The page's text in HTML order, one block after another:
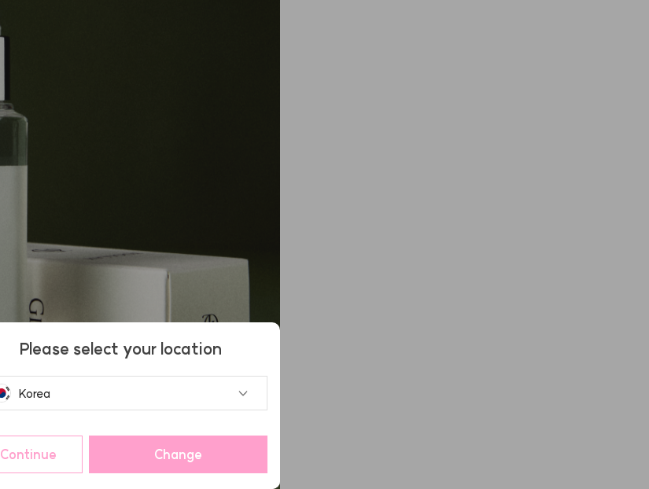
Please select your location
Korea
Continue Change